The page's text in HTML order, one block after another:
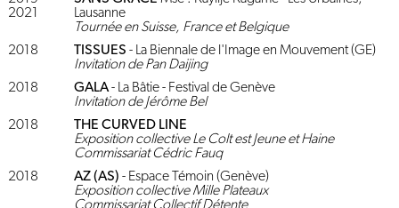
2021
Lausanne
Tournée en Suisse, France et Belgique
2018
TISSUES - La Biennale de l'Image en Mouvement (GE)
Invitation de Pan Daijing
2018
GALA- La Bâtie - Festival de Genève
Invitation de Jérôme Bel
2018
THE CURVED LINE
Exposition collective Le Colt est Jeune et Haine
Commissariat Cédric Fauq
2018
AZ (AS) - Espace Témoin (Genève)
Exposition collective Mille Plateaux